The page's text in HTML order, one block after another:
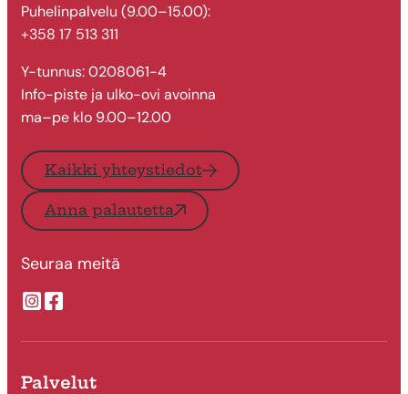
Puhelinpalvelu (9.00–15.00):
+358 17 513 311
Y-tunnus: 0208061-4
Info-piste ja ulko-ovi avoinna
ma–pe klo 9.00–12.00
Kaikki yhteystiedot
Anna palautetta
Seuraa meitä
Suonenjoen kaupungin Instragram
Suonenjoen kaupungin Facebook
Palvelut